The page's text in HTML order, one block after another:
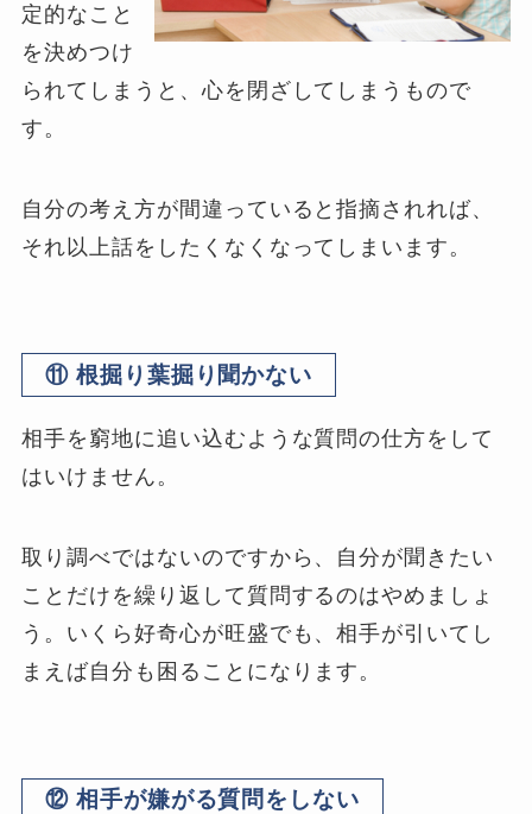
定的なこと
を決めつけ
られてしまうと、心を閉ざしてしまうもので
す。
自分の考え方が間違っていると指摘されれば、
それ以上話をしたくなくなってしまいます。
⑪ 根掘り葉掘り聞かない
相手を窮地に追い込むような質問の仕方をして
はいけません。
取り調べではないのですから、自分が聞きたい
ことだけを繰り返して質問するのはやめましょ
う。いくら好奇心が旺盛でも、相手が引いてし
まえば自分も困ることになります。
⑫ 相手が嫌がる質問をしない